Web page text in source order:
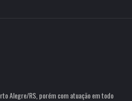
Alegre/RS, porém com atuação em todo